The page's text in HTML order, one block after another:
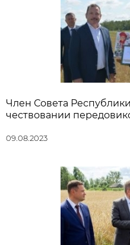
Член Совета
чествовании
09.08.2023